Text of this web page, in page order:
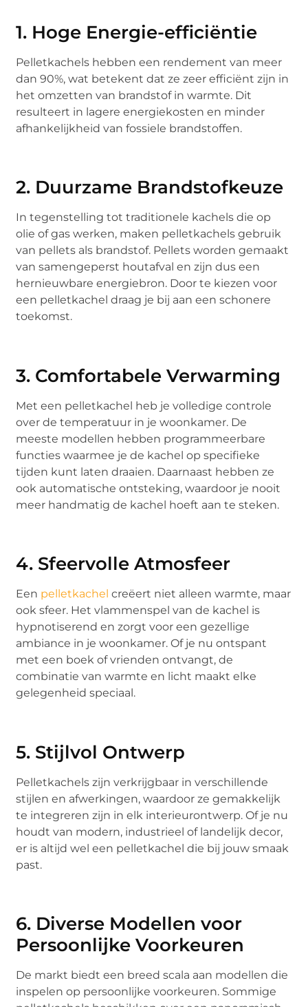
1. Hoge Energie-efficiëntie
Pelletkachels hebben een rendement van meer
dan 90%, wat betekent dat ze zeer efficiënt zijn in
het omzetten van brandstof in warmte. Dit
resulteert in lagere energiekosten en minder
afhankelijkheid van fossiele brandstoffen.
2. Duurzame Brandstofkeuze
In tegenstelling tot traditionele kachels die op
olie of gas werken, maken pelletkachels gebruik
van pellets als brandstof. Pellets worden gemaakt
van samengeperst houtafval en zijn dus een
hernieuwbare energiebron. Door te kiezen voor
een pelletkachel draag je bij aan een schonere
toekomst.
3. Comfortabele Verwarming
Met een pelletkachel heb je volledige controle
over de temperatuur in je woonkamer. De
meeste modellen hebben programmeerbare
functies waarmee je de kachel op specifieke
tijden kunt laten draaien. Daarnaast hebben ze
ook automatische ontsteking, waardoor je nooit
meer handmatig de kachel hoeft aan te steken.
4. Sfeervolle Atmosfeer
Een pelletkachel creëert niet alleen warmte, maar
ook sfeer. Het vlammenspel van de kachel is
hypnotiserend en zorgt voor een gezellige
ambiance in je woonkamer. Of je nu ontspant
met een boek of vrienden ontvangt, de
combinatie van warmte en licht maakt elke
gelegenheid speciaal.
5. Stijlvol Ontwerp
Pelletkachels zijn verkrijgbaar in verschillende
stijlen en afwerkingen, waardoor ze gemakkelijk
te integreren zijn in elk interieurontwerp. Of je nu
houdt van modern, industrieel of landelijk decor,
er is altijd wel een pelletkachel die bij jouw smaak
past.
6. Diverse Modellen voor
Persoonlijke Voorkeuren
De markt biedt een breed scala aan modellen die
inspelen op persoonlijke voorkeuren. Sommige